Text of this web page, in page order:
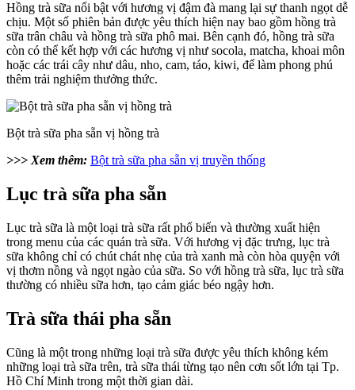
Hồng trà sữa nổi bật với hương vị đậm đà mang lại sự thanh ngọt dễ
chịu. Một số phiên bản được yêu thích hiện nay bao gồm hồng trà
sữa trân châu và hồng trà sữa phô mai. Bên cạnh đó, hồng trà sữa
còn có thể kết hợp với các hương vị như socola, matcha, khoai môn
hoặc các trái cây như dâu, nho, cam, táo, kiwi, để làm phong phú
thêm trải nghiệm thưởng thức.
Bột trà sữa pha sẵn vị hồng trà
>>> Xem thêm: Bột trà sữa pha sẵn vị truyền thống
Lục trà sữa pha sẵn
Lục trà sữa là một loại trà sữa rất phổ biến và thường xuất hiện
trong menu của các quán trà sữa. Với hương vị đặc trưng, lục trà
sữa không chỉ có chút chát nhẹ của trà xanh mà còn hòa quyện với
vị thơm nồng và ngọt ngào của sữa. So với hồng trà sữa, lục trà sữa
thường có nhiều sữa hơn, tạo cảm giác béo ngậy hơn.
Trà sữa thái pha sẵn
Cũng là một trong những loại trà sữa được yêu thích không kém
những loại trà sữa trên, trà sữa thái từng tạo nên cơn sốt lớn tại Tp.
Hồ Chí Minh trong một thời gian dài.